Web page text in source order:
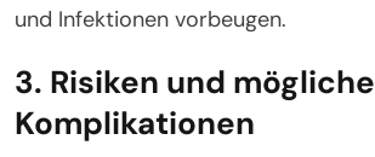
und Infektionen vorbeugen.
3. Risiken und mögliche
Komplikationen